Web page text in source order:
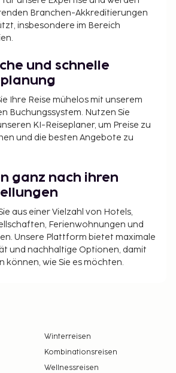
Branchen-Akkreditierungen
insbesondere im Bereich
und schnelle
Ihre Reise mühelos mit unserem
Buchungssystem. Nutzen Sie
KI-Reiseplaner, um Preise zu
und die besten Angebote zu
ganz nach ihren
aus einer Vielzahl von Hotels,
Ferienwohnungen und
Unsere Plattform bietet maximale
und nachhaltige Optionen, damit
können, wie Sie es möchten.
Winterreisen
Kombinationsreisen
Wellnessreisen